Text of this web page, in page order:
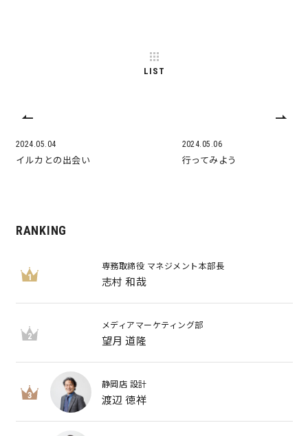
2024.05.04
イルカとの出会い
LIST
2024.05.06
行ってみよう
RANKING
1
専務取締役 マネジメント本部長
志村 和哉
2
メディアマーケティング部
望月 道隆
3
静岡店 設計
渡辺 徳祥